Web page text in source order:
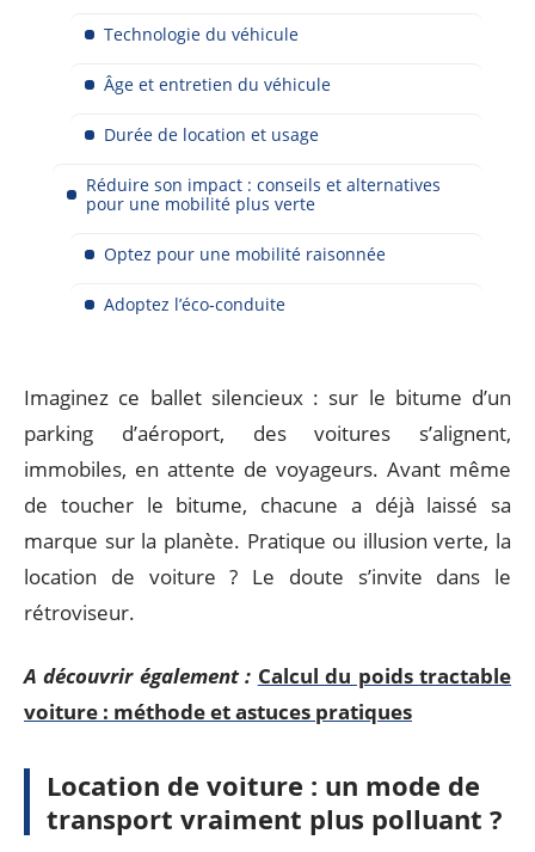
Technologie du véhicule
Âge et entretien du véhicule
Durée de location et usage
Réduire son impact : conseils et alternatives
pour une mobilité plus verte
Optez pour une mobilité raisonnée
Adoptez l’éco-conduite
Imaginez ce ballet silencieux : sur le bitume d’un
parking d’aéroport, des voitures s’alignent,
immobiles, en attente de voyageurs. Avant même
de toucher le bitume, chacune a déjà laissé sa
marque sur la planète. Pratique ou illusion verte, la
location de voiture ? Le doute s’invite dans le
rétroviseur.
A découvrir également : Calcul du poids tractable
voiture : méthode et astuces pratiques
Location de voiture : un mode de
transport vraiment plus polluant ?